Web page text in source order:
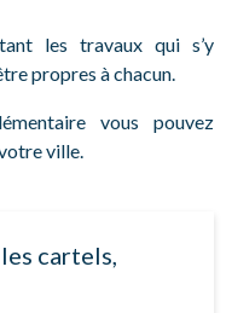
les travaux qui s’y
propres à chacun.
vous pouvez
ville.
cartels,